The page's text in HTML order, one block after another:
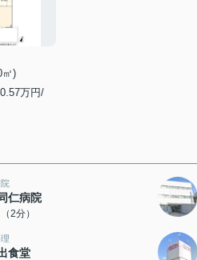
㎡)
万円/
仁病院
2分）
食堂